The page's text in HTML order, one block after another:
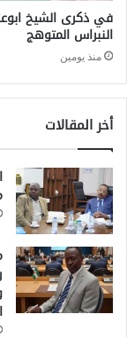
في ذكرى الشيخ
النبراس المتوهج
منذ يومين
أخر المقالات